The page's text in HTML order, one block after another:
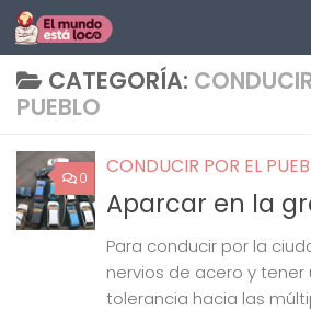
Saltar al contenido
CATEGORÍA:
PUEBLO
0 CONDUCIR POR EL
Aparcar en la
Para conducir por la
nervios de acero y tener
tolerancia hacia las